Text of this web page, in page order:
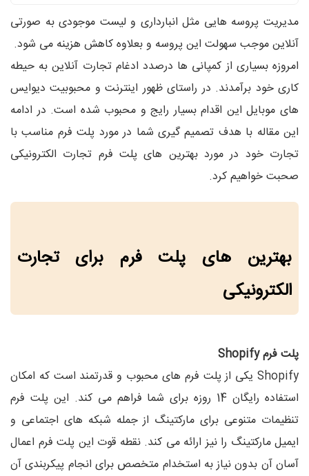
مدیریت پروسه هایی مثل انبارداری و لیست موجودی به صورتی
آنلاین موجب سهولت این پروسه و بعلاوه کاهش هزینه می شود.
امروزه بسیاری از کمپانی ها درصدد ادغام تجارت آنلاین به حیطه
کاری خود برآمدند. در راستای ظهور اینترنت و محبوبیت دیوایس
های موبایل این اقدام بسیار رایج و محبوب شده است. در ادامه
این مقاله با هدف تصمیم گیری شما در مورد پلت فرم مناسب با
تجارت خود در مورد بهترین های پلت فرم تجارت الکترونیکی
صحبت خواهیم کرد.
بهترین های پلت فرم برای تجارت
الکترونیکی
پلت فرمShopify
Shopify یکی از پلت فرم های محبوب و قدرتمند است که امکان
استفاده رایگان 14 روزه برای شما فراهم می کند. این پلت فرم
تنظیمات متنوعی برای مارکتینگ از جمله شبکه های اجتماعی و
ایمیل مارکتینگ را نیز ارائه می کند. نقطه قوت این پلت فرم اعمال
آسان آن بدون نیاز به استخدام متخصص برای انجام پیکربندی آن